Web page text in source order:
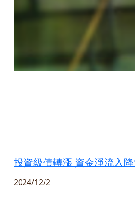
投資級債轉漲 資金淨流入
2024/12/2